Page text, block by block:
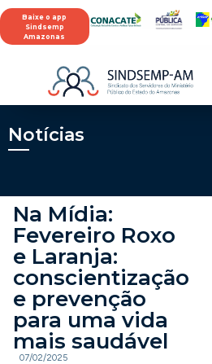
Baixe o app
Sindsemp
Amazonas
Notícias
Na Mídia:
Fevereiro Roxo
e Laranja:
conscientização
e prevenção
para uma vida
mais saudável
07/02/2025